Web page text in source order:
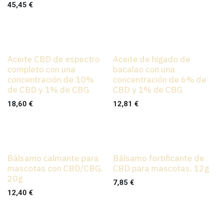
45,45 €
Aceite CBD de espectro
completo con una
concentración de 10%
de CBD y 1% de CBG
18,60 €
Aceite de hígado de
bacalao con una
concentración de 6% de
CBD y 1% de CBG
12,81 €
Bálsamo calmante para
mascotas con CBD/CBG.
20g
12,40 €
Bálsamo fortificante de
CBD para mascotas. 12g
7,85 €